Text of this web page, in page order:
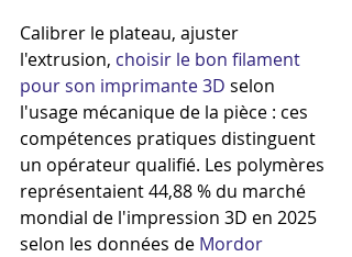
Calibrer le plateau, ajuster
l'extrusion, choisir le bon filament
pour son imprimante 3D selon
l'usage mécanique de la pièce : ces
compétences pratiques distinguent
un opérateur qualifié. Les polymères
représentaient 44,88 % du marché
mondial de l'impression 3D en 2025
selon les données de Mordor